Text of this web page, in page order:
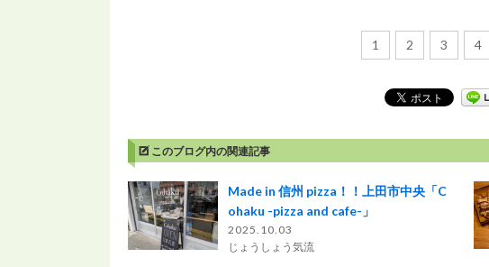
1 2 3 4
このブログ内の関連記事
Made in 信州 pizza！！上田市中央「C
ohaku -pizza and cafe-」
2025.10.03
じょうしょう気流